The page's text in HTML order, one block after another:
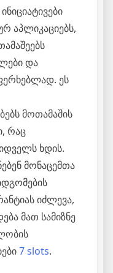
აპლიკაციებს,
და
ეს
მოთამაშის
რაც
ხდის.
მონაცემთა
იძლევა,
მათ სამიზნე
7 slots.